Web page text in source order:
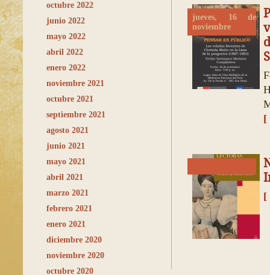
octubre 2022
junio 2022
mayo 2022
abril 2022
enero 2022
noviembre 2021
octubre 2021
septiembre 2021
agosto 2021
junio 2021
mayo 2021
abril 2021
marzo 2021
febrero 2021
enero 2021
diciembre 2020
noviembre 2020
octubre 2020
jueves, 16 de
noviembre
[
[